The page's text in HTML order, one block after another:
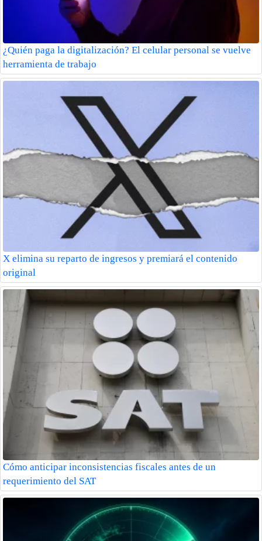
¿Quién paga la digitalización? El celular personal se vuelve
herramienta de trabajo
X elimina su reparto de ingresos y premiará el contenido
original
Cómo anticipar inconsistencias fiscales antes de un
requerimiento del SAT